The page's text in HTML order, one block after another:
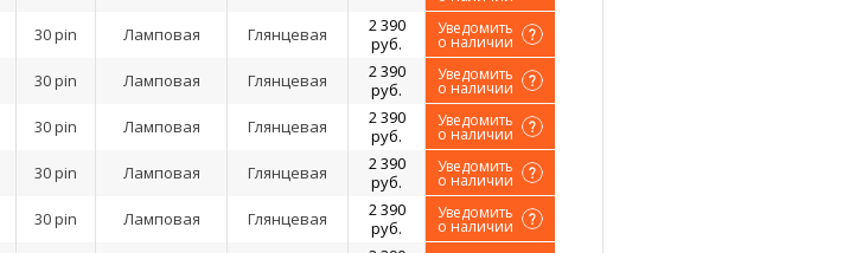
30 pin Ламповая Глянцевая
2 390
руб.
Уведомить
о наличии
30 pin Ламповая Глянцевая
2 390
руб.
Уведомить
о наличии
30 pin Ламповая Глянцевая
2 390
руб.
Уведомить
о наличии
30 pin Ламповая Глянцевая
2 390
руб.
Уведомить
о наличии
30 pin Ламповая Глянцевая
2 390
руб.
Уведомить
о наличии